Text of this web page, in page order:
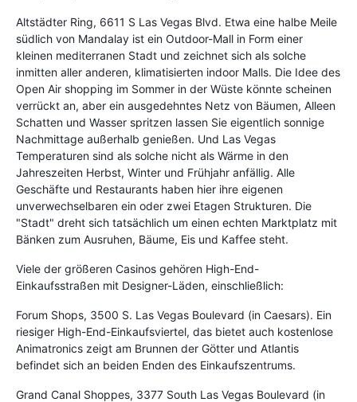
Altstädter Ring, 6611 S Las Vegas Blvd. Etwa eine halbe Meile
südlich von Mandalay ist ein Outdoor-Mall in Form einer
kleinen mediterranen Stadt und zeichnet sich als solche
inmitten aller anderen, klimatisierten indoor Malls. Die Idee des
Open Air shopping im Sommer in der Wüste könnte scheinen
verrückt an, aber ein ausgedehntes Netz von Bäumen, Alleen
Schatten und Wasser spritzen lassen Sie eigentlich sonnige
Nachmittage außerhalb genießen. Und Las Vegas
Temperaturen sind als solche nicht als Wärme in den
Jahreszeiten Herbst, Winter und Frühjahr anfällig. Alle
Geschäfte und Restaurants haben hier ihre eigenen
unverwechselbaren ein oder zwei Etagen Strukturen. Die
"Stadt" dreht sich tatsächlich um einen echten Marktplatz mit
Bänken zum Ausruhen, Bäume, Eis und Kaffee steht.
Viele der größeren Casinos gehören High-End-
Einkaufsstraßen mit Designer-Läden, einschließlich:
Forum Shops, 3500 S. Las Vegas Boulevard (in Caesars). Ein
riesiger High-End-Einkaufsviertel, das bietet auch kostenlose
Animatronics zeigt am Brunnen der Götter und Atlantis
befindet sich an beiden Enden des Einkaufszentrums.
Grand Canal Shoppes, 3377 South Las Vegas Boulevard (in